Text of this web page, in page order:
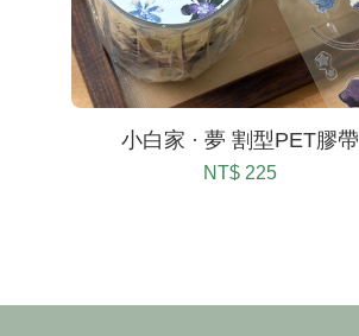
小白家 · 夢 割型PET膠帶
NT$ 225